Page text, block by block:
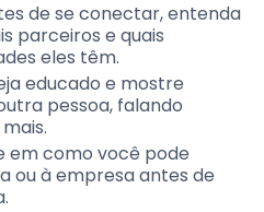
de se conectar, entenda
parceiros e quais
eles têm.
educado e mostre
pessoa, falando
em como você pode
ou à empresa antes de